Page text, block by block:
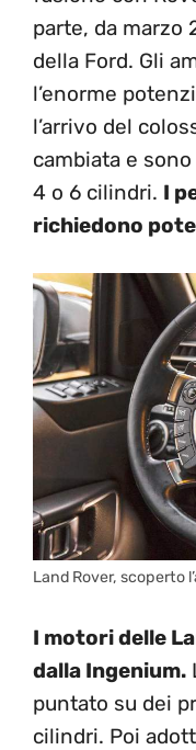
parte, da marzo
della Ford. Gli
l’enorme
l’arrivo del
cambiata e
4 o 6 cilindri. I
richiedono
Land Rover, scoperto
I motori delle
dalla Ingenium.
puntato su dei
cilindri. Poi